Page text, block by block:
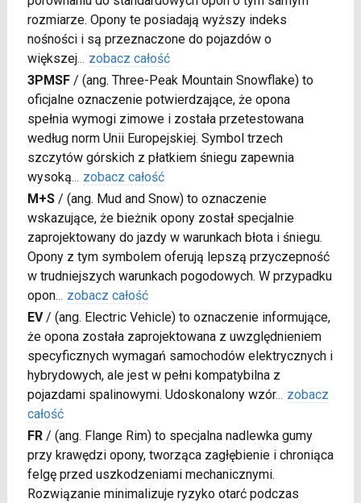
rozmiarze. Opony te posiadają wyższy indeks
nośności i są przeznaczone do pojazdów o
większej... zobacz całość
3PMSF/ (ang. Three-Peak Mountain Snowflake) to
oficjalne oznaczenie potwierdzające, że opona
spełnia wymogi zimowe i została przetestowana
według norm Unii Europejskiej. Symbol trzech
szczytów górskich z płatkiem śniegu zapewnia
wysoką... zobacz całość
M+S/ (ang. Mud and Snow) to oznaczenie
wskazujące, że bieżnik opony został specjalnie
zaprojektowany do jazdy w warunkach błota i śniegu.
Opony z tym symbolem oferują lepszą przyczepność
w trudniejszych warunkach pogodowych. W przypadku
opon... zobacz całość
EV/ (ang. Electric Vehicle) to oznaczenie informujące,
że opona została zaprojektowana z uwzględnieniem
specyficznych wymagań samochodów elektrycznych i
hybrydowych, ale jest w pełni kompatybilna z
pojazdami spalinowymi. Udoskonalony wzór... zobacz
całość
FR/ (ang. Flange Rim) to specjalna nadlewka gumy
przy krawędzi opony, tworząca zagłębienie i chroniąca
felgę przed uszkodzeniami mechanicznymi.
Rozwiązanie minimalizuje ryzyko otarć podczas